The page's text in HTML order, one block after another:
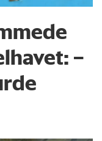
–